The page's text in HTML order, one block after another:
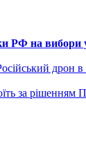
РФ на вибори
дрон
за рішенням